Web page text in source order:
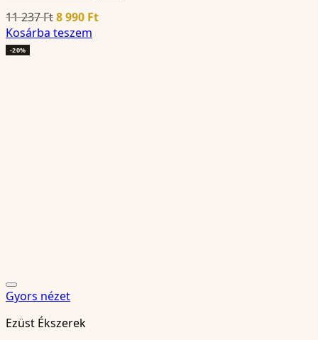
11 237FtOriginal
price
8 990 FtCurrent
Kosárba teszem
-20%
Gyors nézet
Ezüst Ékszerek